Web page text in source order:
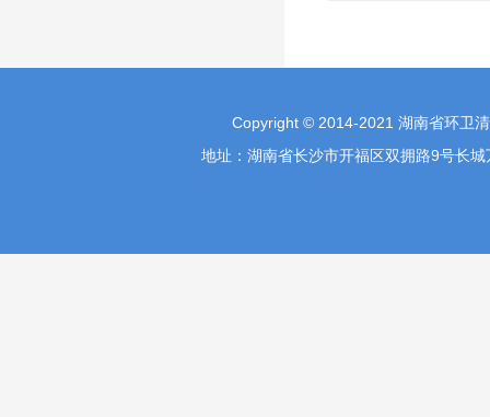
Copyright © 2014-2021 湖南省环
地址：湖南省长沙市开福区双拥路9号